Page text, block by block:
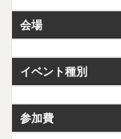
会場
イベント種別
参加費